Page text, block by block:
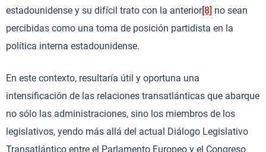
estadounidense y su difícil trato con la anterior[8] no sean
percibidas como una toma de posición partidista en la
política interna estadounidense.
En este contexto, resultaría útil y oportuna una
intensificación de las relaciones transatlánticas que abarque
no sólo las administraciones, sino los miembros de los
legislativos, yendo más allá del actual Diálogo Legislativo
Transatlántico entre el Parlamento Europeo y el Congreso